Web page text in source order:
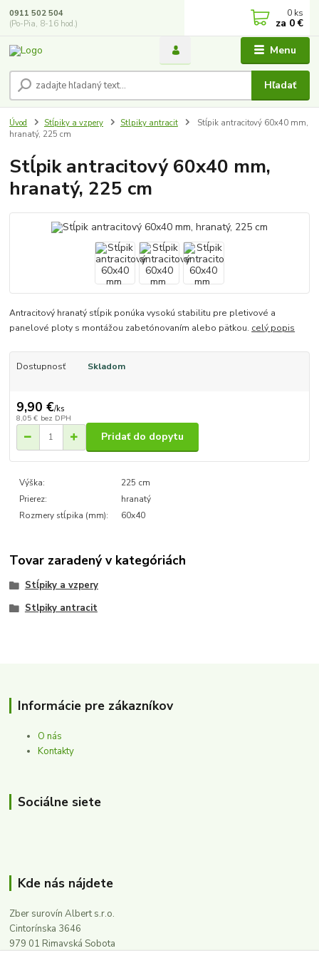
Menu
Hľadať
0911 502 504
(Po-Pia, 8-16 hod.)
0 ks
za 0 €
Úvod Stĺpiky a vzpery Stlpiky antracit
Stĺpik antracitový 60x40 mm,
hranatý, 225 cm
Stĺpik antracitový 60x40 mm,
hranatý, 225 cm
Antracitový hranatý stĺpik ponúka vysokú stabilitu pre pletivové a
panelové ploty s montážou zabetónovaním alebo pätkou. celý popis
Dostupnosť Skladom
9,90 €/ks
8,05 € bez DPH
Pridať do dopytu
Výška:
225 cm
Prierez:
hranatý
Rozmery stĺpika (mm):
60x40
Tovar zaradený v kategóriách
Stĺpiky a vzpery
Stlpiky antracit
Informácie pre zákazníkov
O nás
Kontakty
Sociálne siete
Kde nás nájdete
Zber surovín Albert s.r.o.
Cintorínska 3646
979 01 Rimavská Sobota